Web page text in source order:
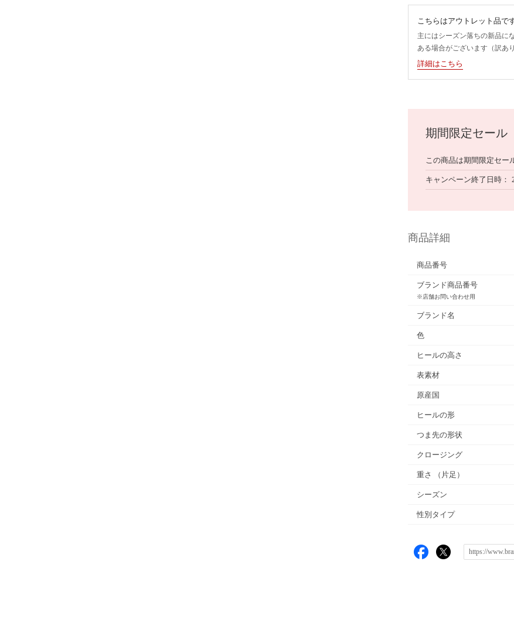
こちらはアウトレット品です
主にはシーズン落ちの新品に
ある場合がございます（訳あ
詳細はこちら
期間限定セール
この商品は期間限定セー
キャンペーン終了日時
商品詳細
商品番号
ブランド商品番号
※店舗お問い合わせ用
ブランド名
色
ヒールの高さ
表素材
原産国
ヒールの形
つま先の形状
クロージング
重さ （片足）
シーズン
性別タイプ